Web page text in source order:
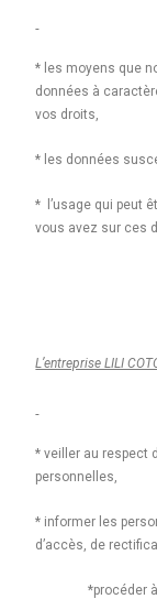
* les moyens que
données à
vos droits,
* les données
* l’usage qui peut
vous avez sur ces
L’entreprise LILI
* veiller au respect
personnelles,
* informer les
d’accès, de
*procéder à